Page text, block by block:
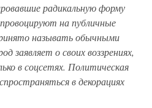
радикальную форму
на публичные
называть обычными
заявляет о своих воззрениях,
в соцсетях. Политическая
в декорациях